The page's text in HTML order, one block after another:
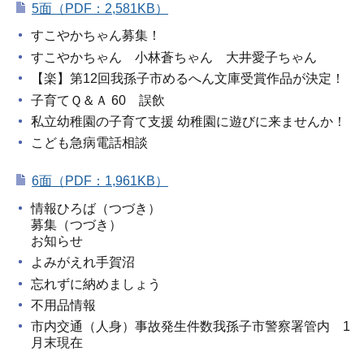
5面（PDF：2,581KB）
すこやかちゃん募集！
すこやかちゃん 小林蒼ちゃん 大井愛子ちゃん
【楽】第12回我孫子市めるへん文庫受賞作品が決定！
子育てＱ＆Ａ 60 誤飲
私立幼稚園の子育て支援 幼稚園に遊びに来ませんか！
こども急病電話相談
6面（PDF：1,961KB）
情報ひろば（つづき）
募集（つづき）
お知らせ
よみがえれ手賀沼
忘れずに納めましょう
不用品情報
市内交通（人身）事故発生件数我孫子市警察署管内 1
月末現在